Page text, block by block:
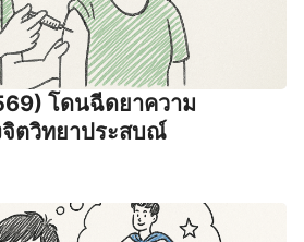
โดนฉีดยาความ
ตวิทยาประสบณ์